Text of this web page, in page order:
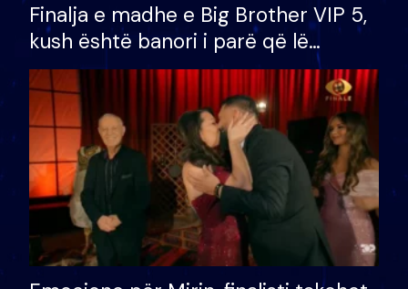
Finalja e madhe e Big Brother VIP 5,
kush është banori i parë që lë
shtëpinë dhe humb mundësinë për
të fituar çmimin e madh